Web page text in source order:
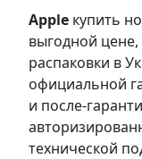
Apple купить
выгодной
распаковки в
официальной
и после-
технической